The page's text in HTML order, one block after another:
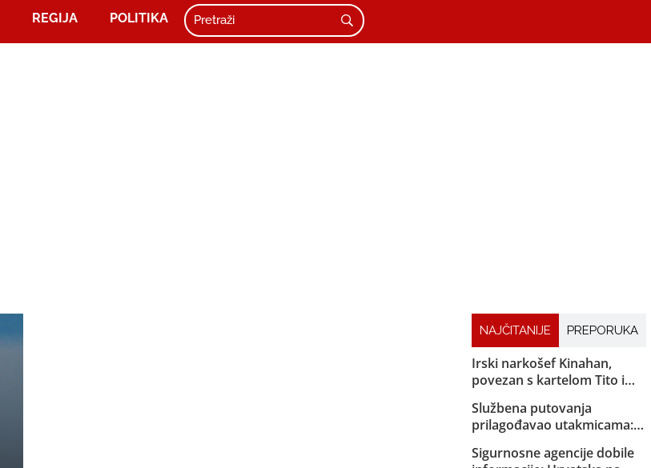
REGIJA POLITIKA
NAJČITANIJE PREPORUKA
Irski narkošef Kinahan,
povezan s kartelom Tito i
Vladin avion već sletio u
Dubai
Službena putovanja
prilagođavao utakmicama:
državnom trošku pratio
Sigurnosne agencije dobile